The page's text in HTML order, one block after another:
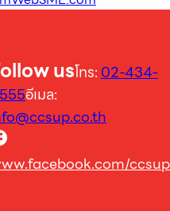
usโทร:02-434-
อีเมล:
ccsup